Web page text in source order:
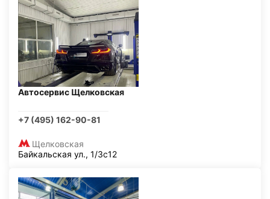
Автосервис Щелковская
+7 (495) 162-90-81
Щелковская
Байкальская ул., 1/3с12